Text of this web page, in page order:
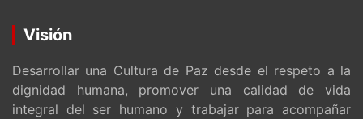
Visión
Desarrollar una Cultura de Paz desde el respeto a la
dignidad humana, promover una calidad de vida
integral del ser humano y trabajar para acompañar